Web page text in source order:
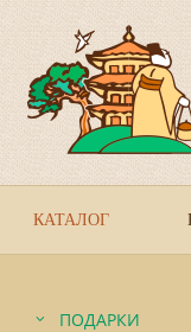
КАТАЛОГ
ПОДАРКИ